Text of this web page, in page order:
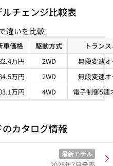
チェンジ比較表
違いを比較
車価格 駆動方式
トラン
万円 2WD
無段変速
万円 2WD
無段変速
万円 4WD 電子制御5速
カタログ情報
最新モデル